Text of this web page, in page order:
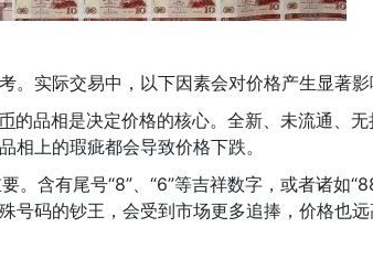
。实际交易中，以下因素会对价格产生显著
的品相是决定价格的核心。全新、未流通、
相上的瑕疵都会导致价格下跌。
。含有尾号“8”、“6”等吉祥数字，或者诸如
号码的钞王，会受到市场更多追捧，价格也